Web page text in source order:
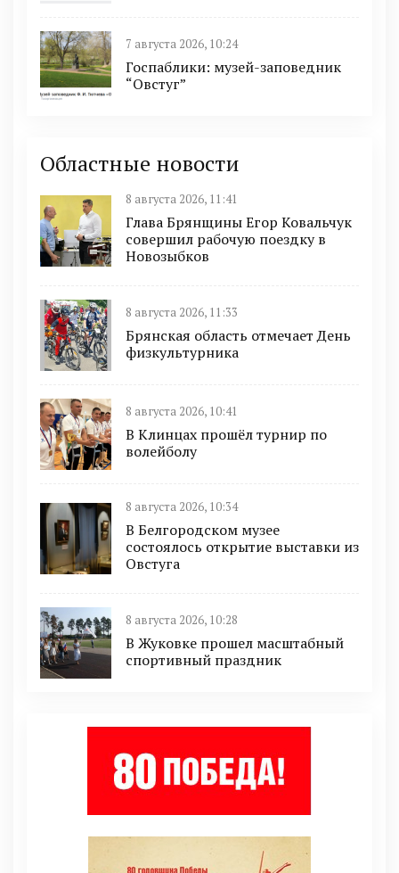
7 августа 2026, 10:24
Госпаблики: музей-заповедник
“Овстуг”
Областные новости
8 августа 2026, 11:41
Глава Брянщины Егор Ковальчук
совершил рабочую поездку в
Новозыбков
8 августа 2026, 11:33
Брянская область отмечает День
физкультурника
8 августа 2026, 10:41
В Клинцах прошёл турнир по
волейболу
8 августа 2026, 10:34
В Белгородском музее
состоялось открытие выставки из
Овстуга
8 августа 2026, 10:28
В Жуковке прошел масштабный
спортивный праздник